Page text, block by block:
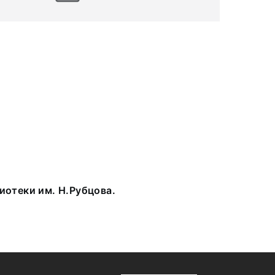
им. Н.Рубцова.